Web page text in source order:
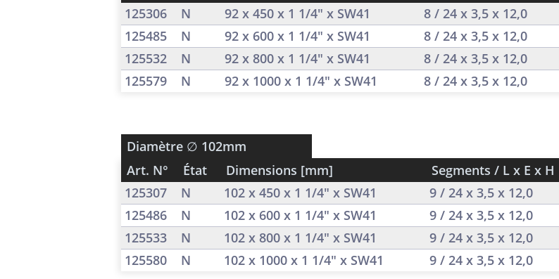
125306
N 92 x 450 x 1 1/4" x SW41 8 / 24 x 3,5 x 12,0
125485 N 92 x 600 x 1 1/4" x SW41 8 / 24 x 3,5 x 12,0
125532 N 92 x 800 x 1 1/4" x SW41 8 / 24 x 3,5 x 12,0
125579 N 92 x 1000 x 1 1/4" x SW41 8 / 24 x 3,5 x 12,0
Diamètre ∅ 102mm
Art. N°
État Dimensions [mm] Segments / L x E x H
125307
N 102 x 450 x 1 1/4" x SW41 9 / 24 x 3,5 x 12,0
125486 N 102 x 600 x 1 1/4" x SW41 9 / 24 x 3,5 x 12,0
125533 N 102 x 800 x 1 1/4" x SW41 9 / 24 x 3,5 x 12,0
125580 N 102 x 1000 x 1 1/4" x SW41 9 / 24 x 3,5 x 12,0